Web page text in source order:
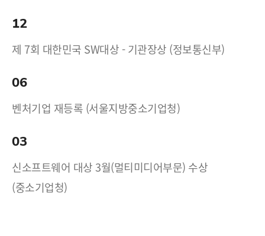
12
제 7회 대한민국 SW대상 - 기관장상 (정보통신부)
06
벤처기업 재등록 (서울지방중소기업청)
03
신소프트웨어 대상 3월(멀티미디어부문) 수상
(중소기업청)